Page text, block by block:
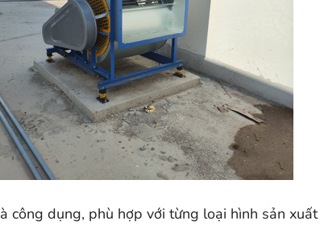
dụng, phù hợp với từng loại hình sản xuất